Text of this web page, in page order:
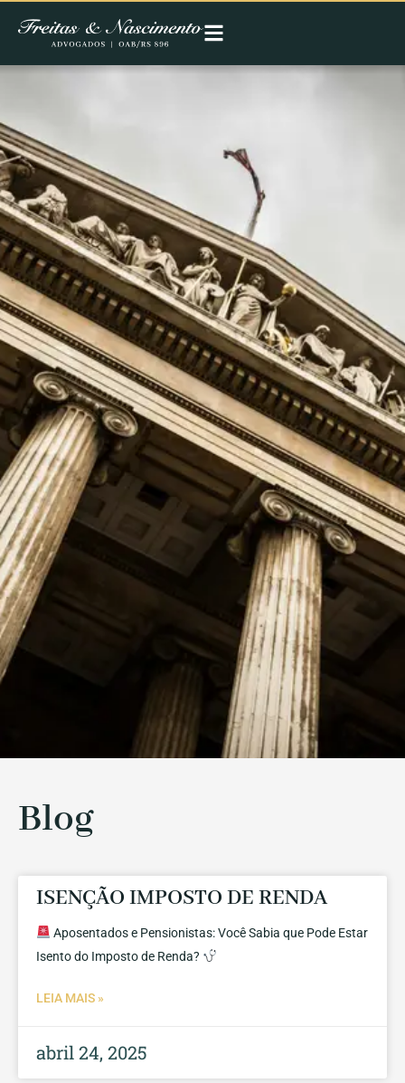
Blog
ISENÇÃO IMPOSTO DE RENDA
Aposentados e Pensionistas: Você Sabia que Pode Estar
Isento do Imposto de Renda?
LEIA MAIS »
abril 24, 2025